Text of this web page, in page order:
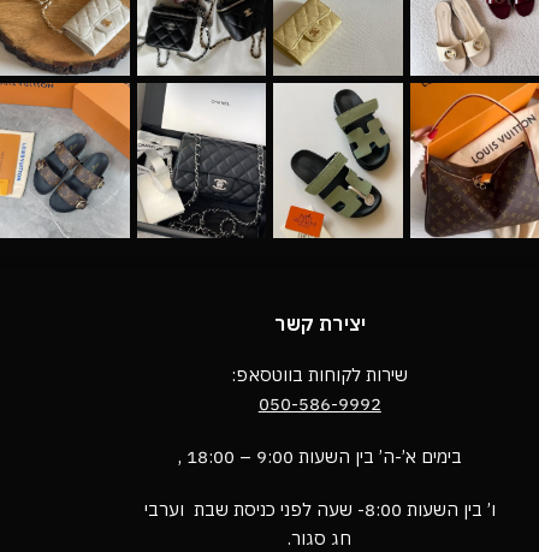
יצירת קשר
שירות לקוחות בווטסאפ:
050-586-9992
בימים א’-ה’ בין השעות 9:00 – 18:00 ,
ו’ בין השעות 8:00- שעה לפני כניסת שבת וערבי
חג סגור.